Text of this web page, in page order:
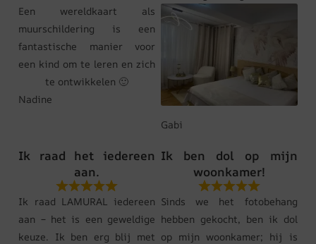
Een wereldkaart als
muurschildering is een
fantastische manier voor
een kind om te leren en zich
te ontwikkelen 🙂
Nadine
Gabi
Ik raad het iedereen
aan.
Ik raad LAMURAL iedereen
aan – het is een geweldige
keuze. Ik ben erg blij met
Ik ben dol op mijn
woonkamer!
Sinds we het fotobehang
hebben gekocht, ben ik dol
op mijn woonkamer; hij is